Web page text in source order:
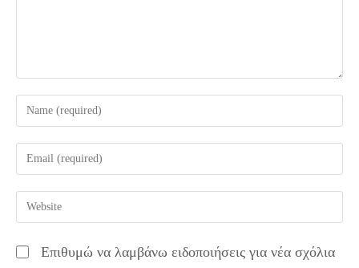
Enter
your
name
comment
Enter
your
email
address
comment
Enter
your
URL
Επιθυμώ να λαμβάνω ειδοποιήσεις για νέα σχόλια